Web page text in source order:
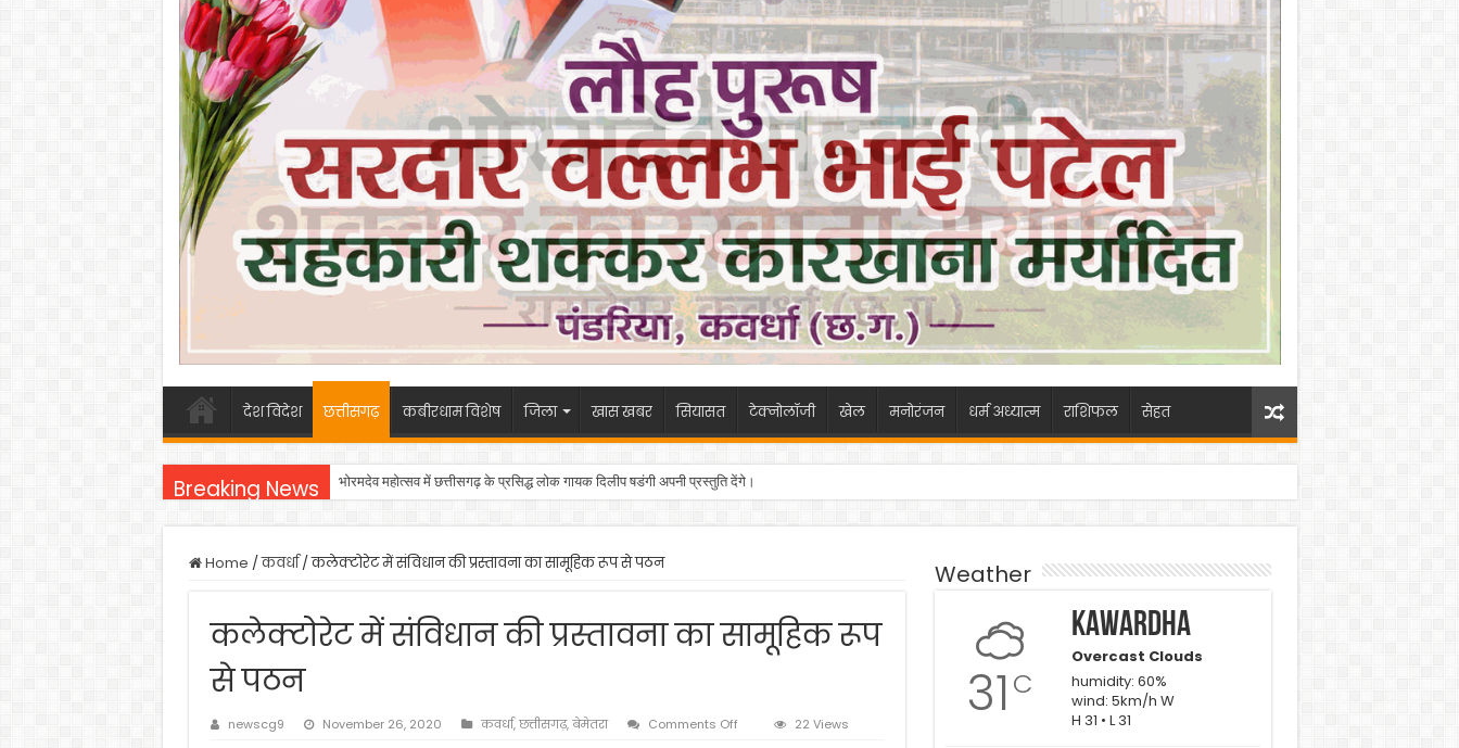
देश विदेश छत्तीसगढ़ कबीरधाम विशेष जिला खास खबर सियासत टेक्नोलॉजी खेल मनोरंजन धर्म अध्यात्म राशिफल सेहत
Breaking News भोरमदेव महोत्सव में छत्तीसगढ़ के प्रसिद्ध लोक गायक दिलीप षडंगी अपनी प्रस्तुति देंगे।
Home /कवर्धा/कलेक्टोरेट में संविधान की प्रस्तावना का सामूहिक रूप से पठन
कलेक्टोरेट में संविधान की प्रस्तावना का सामूहिक रूप
से पठन
newscg9 November 26, 2020 कवर्धा,छत्तीसगढ़,बेमेतरा Comments Offon
22 Views
Weather
31 C
Kawardha
Overcast Clouds
humidity: 60%
wind: 5km/h W
H 31 • L 31